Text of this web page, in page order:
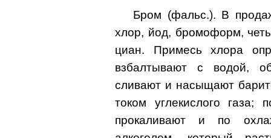
Бром (фальс.). В
хлор, йод, бромоформ,
циан. Примесь хлора
взбалтывают с водой,
сливают и насыщают
током углекислого газа;
прокаливают и по